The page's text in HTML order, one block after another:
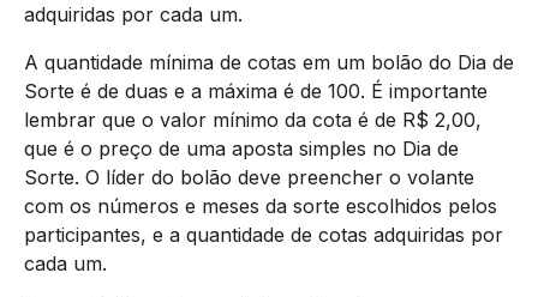
adquiridas por cada um.
A quantidade mínima de cotas em um bolão do Dia de
Sorte é de duas e a máxima é de 100. É importante
lembrar que o valor mínimo da cota é de R$ 2,00,
que é o preço de uma aposta simples no Dia de
Sorte. O líder do bolão deve preencher o volante
com os números e meses da sorte escolhidos pelos
participantes, e a quantidade de cotas adquiridas por
cada um.